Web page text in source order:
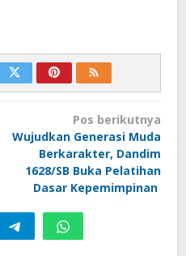
Pos berikutnya
Wujudkan Generasi Muda
Berkarakter, Dandim
1628/SB Buka Pelatihan
Dasar Kepemimpinan